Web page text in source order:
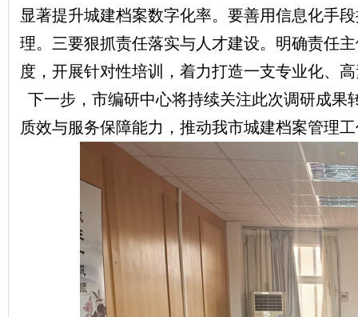
显著提升城建档案数字化率。要善用信息化手
理。三要狠抓责任落实与人才建设。明确责任
度，开展针对性培训，着力打造一支专业化、
下一步，市编研中心将持续关注此次调研成
质效与服务保障能力，推动我市城建档案管理